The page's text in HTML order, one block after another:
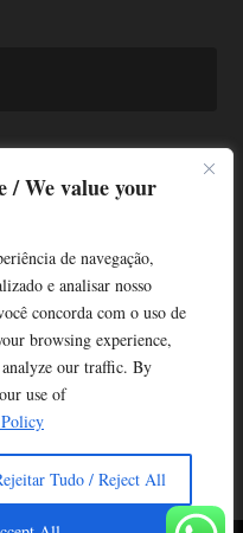
/ We value your
de navegação,
e analisar nosso
concorda com o uso de
browsing experience,
analyze our traffic. By
use of
Tudo / Reject All